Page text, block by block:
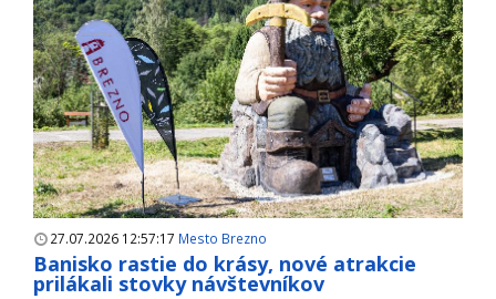
27.07.2026 12:57:17 Mesto Brezno
Banisko rastie do krásy, nové atrakcie
prilákali stovky návštevníkov